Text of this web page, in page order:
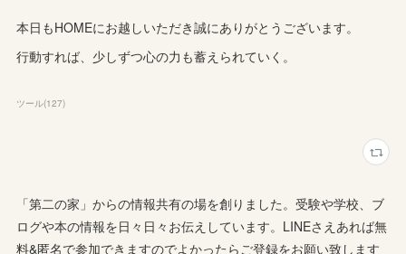
本日もHOMEにお越しいただき誠にありがとうございます。
行動すれば、少しずつ心の力も蓄えられていく。
ツール(127)
「第二の家」からの情報共有の場を創りました。受験や学校、ブ
ログや本の情報を日々日々お伝えしています。LINEさえあれば無
料&匿名で参加できますのでよかったらご登録をお願い致します